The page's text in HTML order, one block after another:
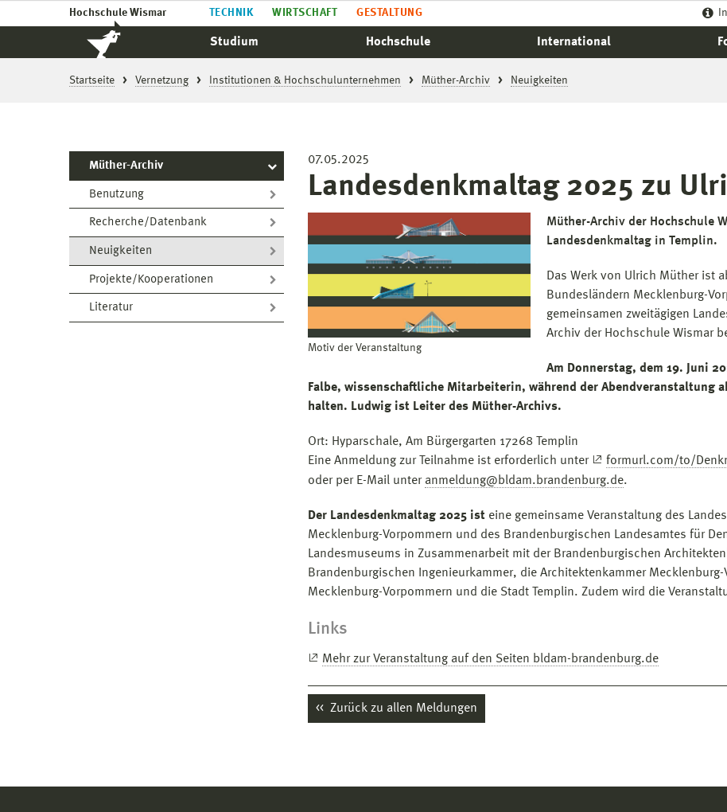
Hochschule Wismar TECHNIK WIRTSCHAFT GESTALTUNG
Studium Hochschule International
Startseite Vernetzung Institutionen & Hochschulunternehmen Müther-Archiv Neuigkeiten
Müther-Archiv
Benutzung
Recherche/Datenbank
Neuigkeiten
Projekte/Kooperationen
Literatur
07.05.2025
Landesdenkmaltag 2025 zu
Motiv der Veranstaltung
Müther-Archiv der Hochschule
Landesdenkmaltag in Templin.
Das Werk von Ulrich Müther ist
Bundesländern Mecklenburg-
gemeinsamen zweitägigen
Archiv der Hochschule Wismar
Am Donnerstag, dem 19. Juni
Falbe, wissenschaftliche Mitarbeiterin, während der Abendveranstaltung
halten. Ludwig ist Leiter des Müther-Archivs.
Ort: Hyparschale, Am Bürgergarten 17268 Templin
Eine Anmeldung zur Teilnahme ist erforderlich unter
formurl.com/to/
oder per E-Mail unter anmeldung@bldam.brandenburg.de.
Der Landesdenkmaltag 2025 ist eine gemeinsame Veranstaltung des
Mecklenburg-Vorpommern und des Brandenburgischen Landesamtes für
Landesmuseums in Zusammenarbeit mit der Brandenburgischen
Brandenburgischen Ingenieurkammer, die Architektenkammer
Mecklenburg-Vorpommern und die Stadt Templin. Zudem wird die
Links
Mehr zur Veranstaltung auf den Seiten bldam-brandenburg.de
Zurück zu allen Meldungen